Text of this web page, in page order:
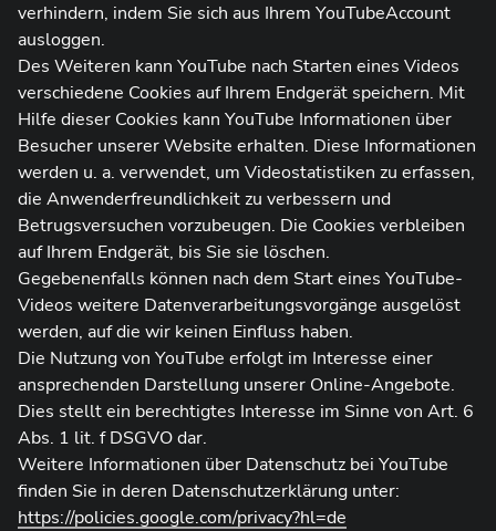
verhindern, indem Sie sich aus Ihrem YouTubeAccount
ausloggen.
Des Weiteren kann YouTube nach Starten eines Videos
verschiedene Cookies auf Ihrem Endgerät speichern. Mit
Hilfe dieser Cookies kann YouTube Informationen über
Besucher unserer Website erhalten. Diese Informationen
werden u. a. verwendet, um Videostatistiken zu erfassen,
die Anwenderfreundlichkeit zu verbessern und
Betrugsversuchen vorzubeugen. Die Cookies verbleiben
auf Ihrem Endgerät, bis Sie sie löschen.
Gegebenenfalls können nach dem Start eines YouTube-
Videos weitere Datenverarbeitungsvorgänge ausgelöst
werden, auf die wir keinen Einfluss haben.
Die Nutzung von YouTube erfolgt im Interesse einer
ansprechenden Darstellung unserer Online-Angebote.
Dies stellt ein berechtigtes Interesse im Sinne von Art. 6
Abs. 1 lit. f DSGVO dar.
Weitere Informationen über Datenschutz bei YouTube
finden Sie in deren Datenschutzerklärung unter:
https://policies.google.com/privacy?hl=de